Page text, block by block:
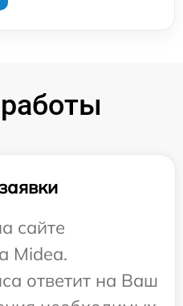
сайте
Midea.
ответит на Ваш